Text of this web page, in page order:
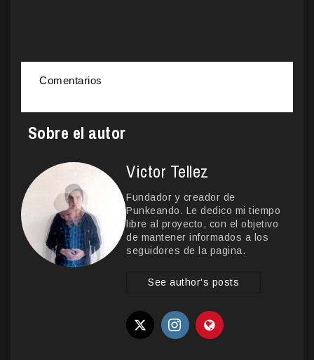
Comentarios
Sobre el autor
Victor Tellez
Fundador y creador de
Punkeando. Le dedico mi tiempo
libre al proyecto, con el objetivo
de mantener informados a los
seguidores de la pagina.
See author's posts